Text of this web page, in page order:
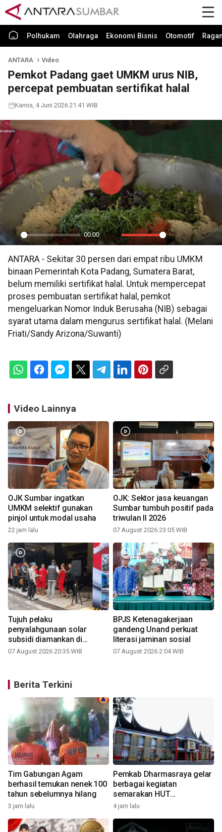
Polhukam Olahraga Ekonomi Bisnis Otomotif
ANTARA Video
Pemkot Padang gaet UMKM urus NIB,
percepat pembuatan sertifikat halal
Kamis, 4 Juni 2026 21:41 WIB
Play
00:00
Mute Settings
PIP
Play
ANTARA - Sekitar 30 persen dari empat ribu UMKM
binaan Pemerintah Kota Padang, Sumatera Barat,
belum memiliki sertifikat halal. Untuk mempercepat
proses pembuatan sertifikat halal, pemkot
mengeluarkan Nomor Induk Berusaha (NIB) sebagai
syarat utama dalam mengurus sertifikat halal. (Melani
Friati/Sandy Arizona/Suwanti)
Video Lainnya
OJK Sumbar ingatkan
UMKM selektif gunakan
pinjol untuk modal usaha
22 jam lalu
OJK: Sektor jasa keuangan
Sumbar tumbuh positif pada
triwulan II 2026
07 August 2026 23:05 WIB
Tujuh pelaku
penyalahgunaan solar
subsidi diamankan di
Sumbar
07 August 2026 20:35 WIB
BPJS Ketenagakerjaan
gandeng Unand perkuat
literasi jaminan sosial
07 August 2026 2:04 WIB
Berita Terkini
Tim Gabungan Agam
berhasil temukan nenek 100
tahun sebelumnya hilang
3 jam lalu
Pemkab Dharmasraya gelar
berbagai kegiatan
semarakan HUT
kemerdekaan
4 jam lalu